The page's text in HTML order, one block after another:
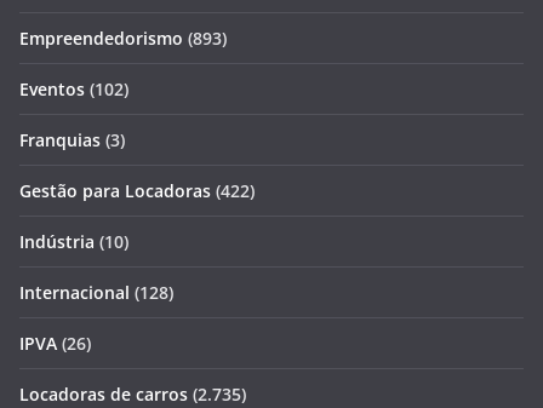
Empreendedorismo (893)
Eventos (102)
Franquias (3)
Gestão para Locadoras (422)
Indústria (10)
Internacional (128)
IPVA (26)
Locadoras de carros (2.735)